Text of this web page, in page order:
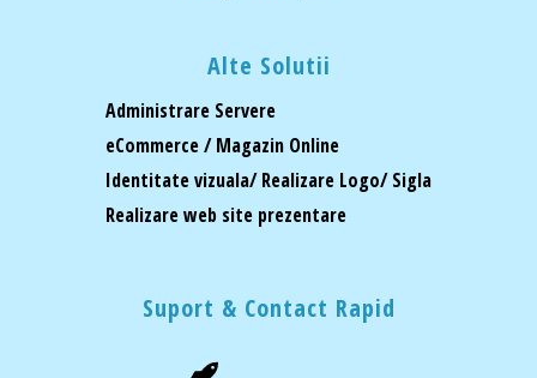
Alte Solutii
Administrare Servere
eCommerce / Magazin Online
Identitate vizuala/ Realizare Logo/ Sigla
Realizare web site prezentare
Suport & Contact Rapid